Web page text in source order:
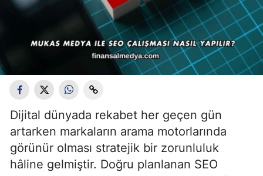
Dijital dünyada rekabet her geçen gün
artarken markaların arama motorlarında
görünür olması stratejik bir zorunluluk
hâline gelmiştir. Doğru planlanan SEO